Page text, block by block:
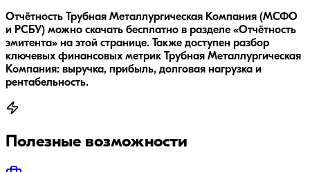
Отчётность Трубная Металлургическая Компания (МСФО
и РСБУ) можно скачать бесплатно в разделе «Отчётность
эмитента» на этой странице. Также доступен разбор
ключевых финансовых метрик Трубная Металлургическая
Компания: выручка, прибыль, долговая нагрузка и
рентабельность.
Полезные возможности